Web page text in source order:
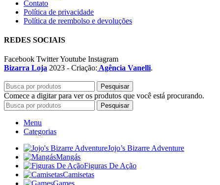
Contato
Política de privacidade
Política de reembolso e devoluções
REDES SOCIAIS
Facebook TwitterYoutube Instagram
Bizarra Loja 2023 - Criação: Agência Vanelli.
Pesquisar
Comece a digitar para ver os produtos que você está procurando.
Pesquisar
Menu
Categorias
Jojo’s Bizarre Adventure
Mangás
Figuras De Ação
Camisetas